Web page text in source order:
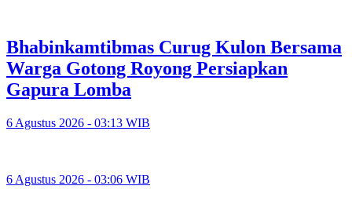
Bhabinkamtibmas Curug Kulon Bersama
Warga Gotong Royong Persiapkan
Gapura Lomba
6 Agustus 2026 - 03:13 WIB
6 Agustus 2026 - 03:06 WIB